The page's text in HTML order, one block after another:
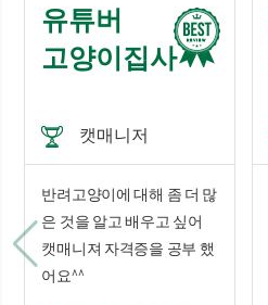
유튜버
고양이집사
캣매니저
반려고양이에 대해 좀 더 많
은 것을 알고 배우고 싶어
캣매니져 자격증을 공부 했
어요^^